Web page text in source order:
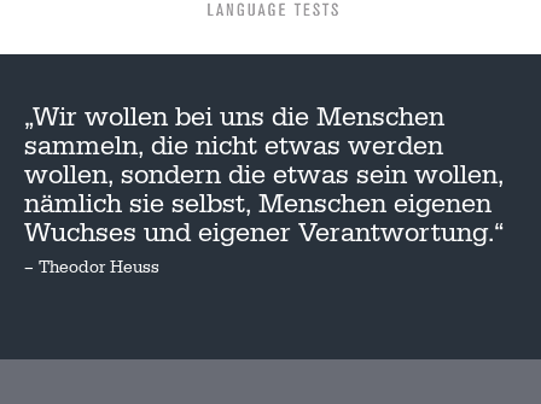
„Wir wollen bei uns die Menschen
sammeln, die nicht etwas werden
wollen, sondern die etwas sein wollen,
nämlich sie selbst, Menschen eigenen
Wuchses und eigener Verantwortung.“
– Theodor Heuss